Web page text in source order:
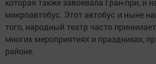
которая также завоевала Гран-при, и
микроавтобус. Этот автобус и ныне
того, народный театр часто
многих мероприятиях и праздниках,
районе.